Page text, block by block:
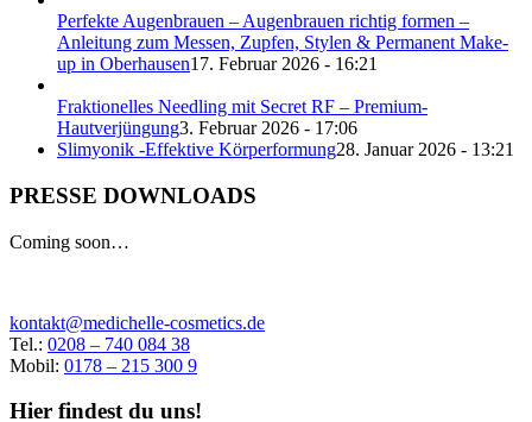
Perfekte Augenbrauen – Augenbrauen richtig formen –
Anleitung zum Messen, Zupfen, Stylen & Permanent Make-
up in Oberhausen17. Februar 2026 - 16:21
Fraktionelles Needling mit Secret RF – Premium-
Hautverjüngung3. Februar 2026 - 17:06
Slimyonik -Effektive Körperformung28. Januar 2026 - 13:21
PRESSE DOWNLOADS
Coming soon…
kontakt@medichelle-cosmetics.de
Tel.: 0208 – 740 084 38
Mobil: 0178 – 215 300 9
Hier findest du uns!